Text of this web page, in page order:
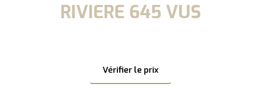
RIVIERE 645 VUS
Vérifier le prix